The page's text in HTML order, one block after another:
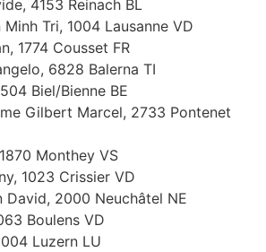
4153 Reinach BL
Tri, 1004 Lausanne VD
1774 Cousset FR
6828 Balerna TI
Biel/Bienne BE
Gilbert Marcel, 2733 Pontenet
Monthey VS
1023 Crissier VD
David, 2000 Neuchâtel NE
Boulens VD
Luzern LU